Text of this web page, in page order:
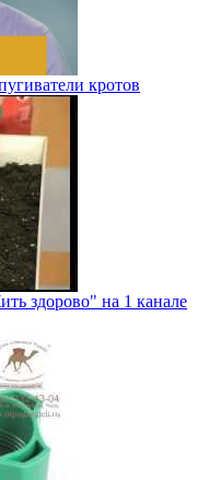
кротов
здорово" на 1 канале